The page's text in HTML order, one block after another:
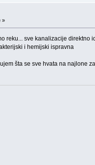
»
reku... sve kanalizacije
i hemijski ispravna
šta se sve hvata na najlone